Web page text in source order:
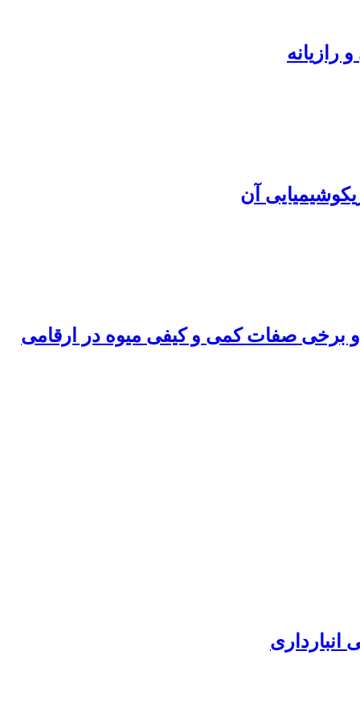
رازیانه
آن
و برخی صفات کمی و کیفی میوه در ارقامی